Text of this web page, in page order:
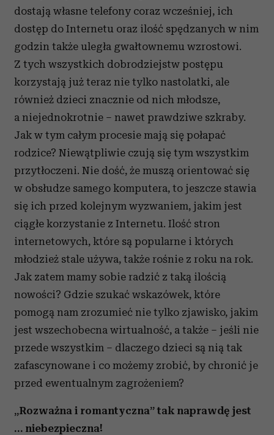
dostają własne telefony coraz wcześniej, ich
dostęp do Internetu oraz ilość spędzanych w nim
godzin także uległa gwałtownemu wzrostowi.
Z tych wszystkich dobrodziejstw postępu
korzystają już teraz nie tylko nastolatki, ale
również dzieci znacznie od nich młodsze,
a niejednokrotnie – nawet prawdziwe szkraby.
Jak w tym całym procesie mają się połapać
rodzice? Niewątpliwie czują się tym wszystkim
przytłoczeni. Nie dość, że muszą orientować się
w obsłudze samego komputera, to jeszcze stawia
się ich przed kolejnym wyzwaniem, jakim jest
ciągłe korzystanie z Internetu. Ilość stron
internetowych, które są popularne i których
młodzież stale używa, także rośnie z roku na rok.
Jak zatem mamy sobie radzić z taką ilością
nowości? Gdzie szukać wskazówek, które
pomogą nam zrozumieć nie tylko zjawisko, jakim
jest wszechobecna wirtualność, a także – jeśli nie
przede wszystkim – dlaczego dzieci są nią tak
zafascynowane i co możemy zrobić, by chronić je
przed ewentualnym zagrożeniem?
„Rozważna i romantyczna” tak naprawdę jest
… niebezpieczna!